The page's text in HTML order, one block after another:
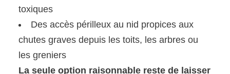
toxiques
Des accès périlleux au nid propices aux
chutes graves depuis les toits, les arbres ou
les greniers
La seule option raisonnable reste de laisser